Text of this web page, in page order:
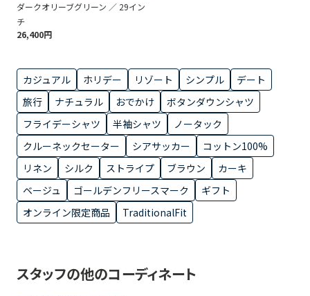
ダークオリーブグリーン ／ 29イン
チ
26,400円
カジュアル ホリデー リゾート シンプル
デート
旅行
ナチュラル おでかけ
ボタンダウンシャツ
フライデーシャツ
半袖シャツ
ノータック
クルーネックセーター
シアサッカー
コットン100%
リネン
シルク ストライプ ブラウン
カーキ
ベージュ
ゴールデンフリースマーク
ギフト
オンライン限定商品
TraditionalFit
スタッフの他のコーディネート